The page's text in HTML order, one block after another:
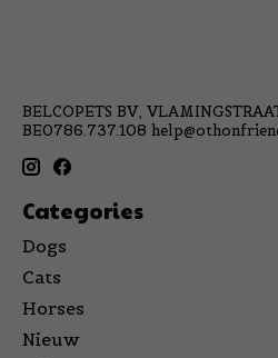
BELCOPETS BV,
BE0786.737.108
Categories
Dogs
Cats
Horses
Nieuw